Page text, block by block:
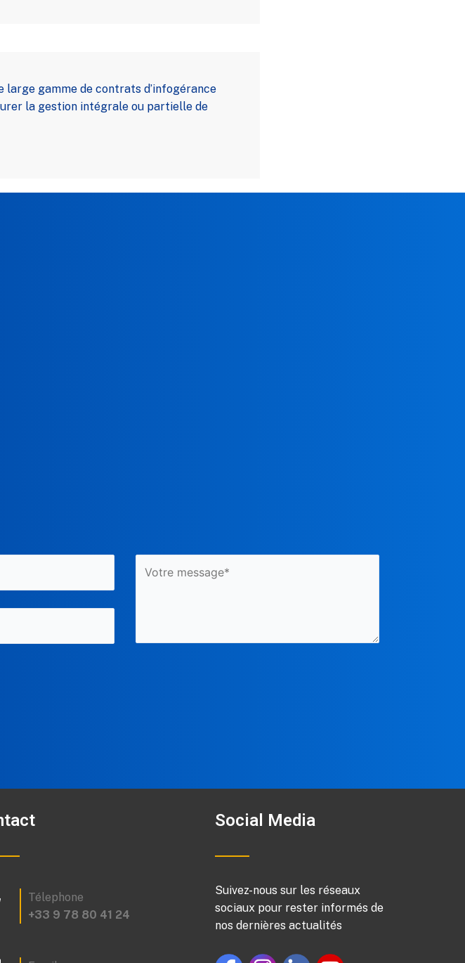
large gamme de contrats d’infogérance
la gestion intégrale ou partielle de
Télephone
+33 9 78 80 41 24
Social Media
Suivez-nous sur les réseaux
sociaux pour rester informés de
nos dernières actualités